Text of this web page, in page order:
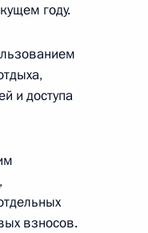
году.
и доступа
взносов.